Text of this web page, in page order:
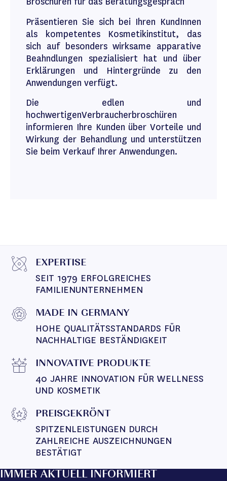
Präsentieren Sie sich bei Ihren KundInnen
als kompetentes Kosmetikinstitut, das
sich auf besonders wirksame apparative
Beahndlungen spezialisiert hat und über
Erklärungen und Hintergründe zu den
Anwendungen verfügt.
Die edlen und
hochwertigenVerbraucherbroschüren
informieren Ihre Kunden über Vorteile und
Wirkung der Behandlung und unterstützen
Sie beim Verkauf Ihrer Anwendungen.
EXPERTISE
SEIT 1979 ERFOLGREICHES
FAMILIENUNTERNEHMEN
MADE IN GERMANY
HOHE QUALITÄTSSTANDARDS FÜR
NACHHALTIGE BESTÄNDIGKEIT
INNOVATIVE PRODUKTE
40 JAHRE INNOVATION FÜR WELLNESS
UND KOSMETIK
PREISGEKRÖNT
SPITZENLEISTUNGEN DURCH
ZAHLREICHE AUSZEICHNUNGEN
BESTÄTIGT
IMMER AKTUELL INFORMIERT